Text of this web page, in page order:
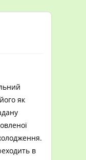
як
в